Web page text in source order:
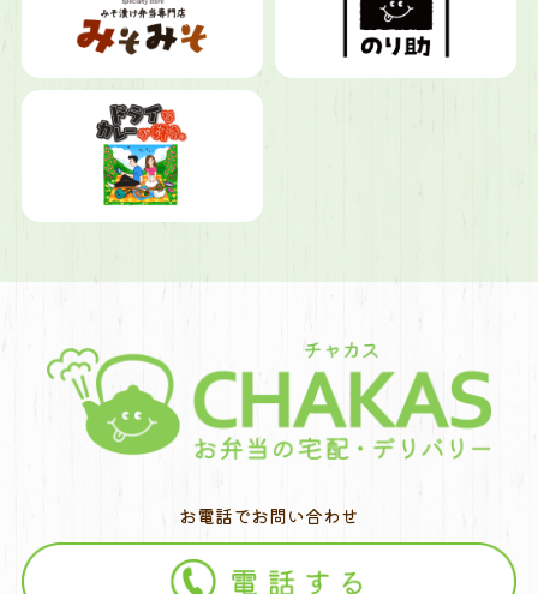
お電話でお問い合わせ